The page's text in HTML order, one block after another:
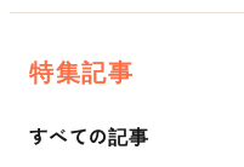
特集記事
すべての記事